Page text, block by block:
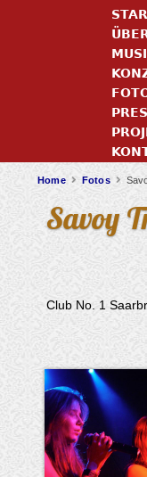
Home Fotos
Savoy
Club No. 1